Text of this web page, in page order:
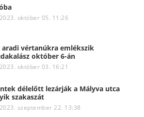
2023. október 05. 11:26
aradi vértanúkra emlékszik
október 6-án
2023. október 03. 16:21
délelőtt lezárják a Mályva utca
szakaszát
2023. szeptember 22. 13:38